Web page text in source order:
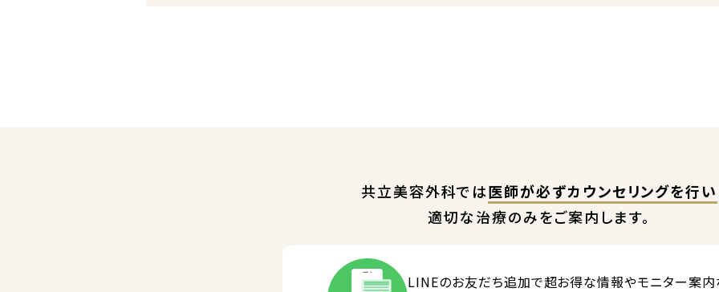
共立美容外科では医師が必ずカウンセリングを行い
適切な治療のみをご案内します。
LINEのお友だち追加で超お得な情報やモニター案